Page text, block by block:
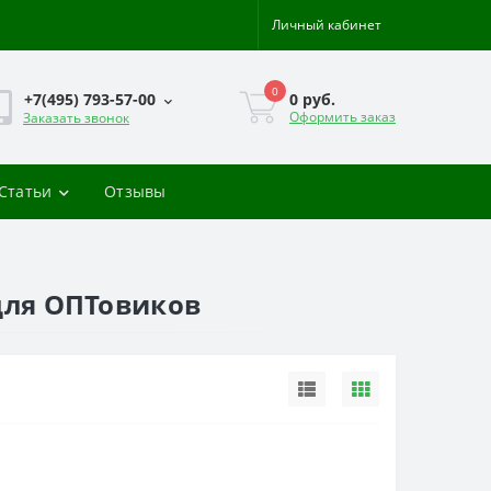
Личный кабинет
+7(495) 793-57-00
Заказать звонок
0 0 руб.
Оформить заказ
Отзывы
ОПТовиков